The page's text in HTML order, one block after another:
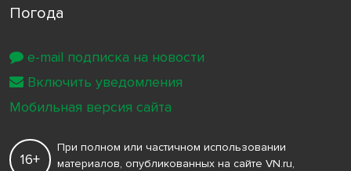
Погода
16+
При полном или частичном использовании
материалов, опубликованных на сайте VN.ru,
e-mail подписка на новости
Включить уведомления
Мобильная версия сайта